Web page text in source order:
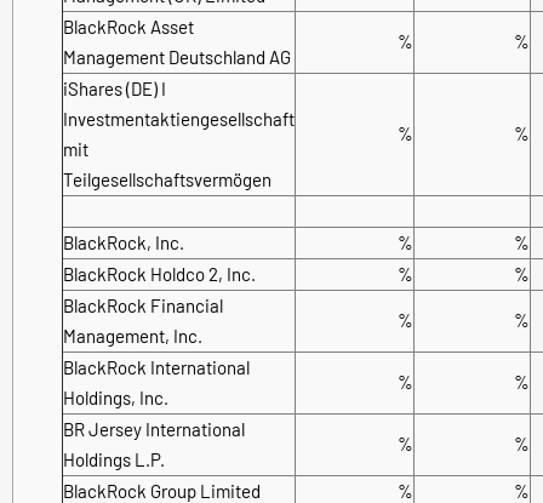
BlackRock Asset
Management Deutschland AG
% %
iShares (DE) I
Investmentaktiengesellschaft
mit
Teilgesellschaftsvermögen
% %
BlackRock, Inc. %
%
BlackRock Holdco 2, Inc.
%
%
BlackRock Financial
Management, Inc.
% %
BlackRock International
Holdings, Inc.
% %
BR Jersey International
Holdings L.P.
% %
BlackRock Group Limited %
%